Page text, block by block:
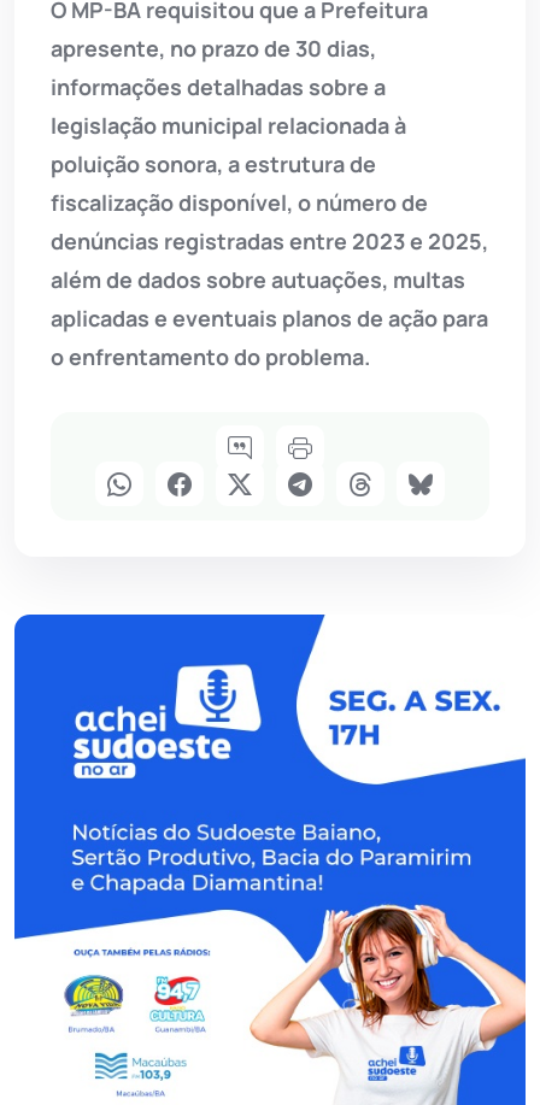
O MP-BA requisitou que a Prefeitura
apresente, no prazo de 30 dias,
informações detalhadas sobre a
legislação municipal relacionada à
poluição sonora, a estrutura de
fiscalização disponível, o número de
denúncias registradas entre 2023 e 2025,
além de dados sobre autuações, multas
aplicadas e eventuais planos de ação para
o enfrentamento do problema.